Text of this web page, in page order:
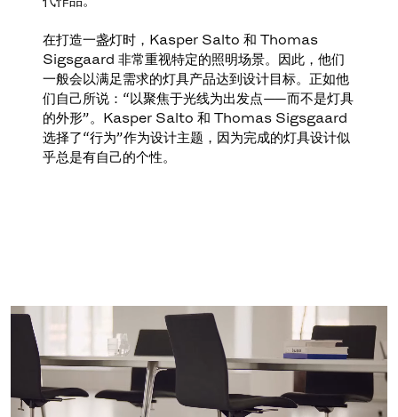
在打造一盏灯时，Kasper Salto 和 Thomas
Sigsgaard 非常重视特定的照明场景。因此，他们
一般会以满足需求的灯具产品达到设计目标。正如他
们自己所说：“以聚焦于光线为出发点——而不是灯具
的外形”。Kasper Salto 和 Thomas Sigsgaard
选择了“行为”作为设计主题，因为完成的灯具设计似
乎总是有自己的个性。